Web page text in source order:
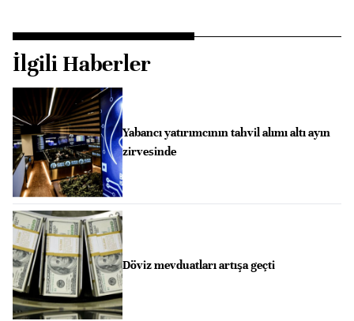
İlgili Haberler
Yabancı yatırımcının tahvil alımı altı ayın
zirvesinde
Döviz mevduatları artışa geçti